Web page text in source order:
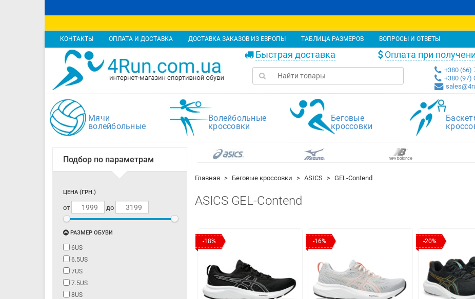
КОНТАКТЫ ОПЛАТА И ДОСТАВКА ДОСТАВКА ЗАКАЗОВ ИЗ ЕВРОПЫ ТАБЛИЦА РАЗМЕРОВ ВОПРОСЫ И ОТВЕТЫ
Быстрая доставка Оплата при
+380 (66)
+380 (97)
Мячи
волейбольные
Волейбольные
кроссовки
Беговые
кроссовки
Подбор по параметрам
ЦЕНА (ГРН.)
от до
РАЗМЕР ОБУВИ
6US
6.5US
7US
7.5US
8US
Главная Беговые кроссовки ASICS GEL-Contend
ASICS GEL-Contend
-18% -16% -20%